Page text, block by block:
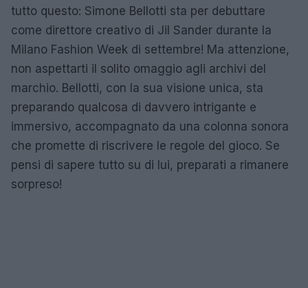
tutto questo: Simone Bellotti sta per debuttare
come direttore creativo di Jil Sander durante la
Milano Fashion Week di settembre! Ma attenzione,
non aspettarti il solito omaggio agli archivi del
marchio. Bellotti, con la sua visione unica, sta
preparando qualcosa di davvero intrigante e
immersivo, accompagnato da una colonna sonora
che promette di riscrivere le regole del gioco. Se
pensi di sapere tutto su di lui, preparati a rimanere
sorpreso!